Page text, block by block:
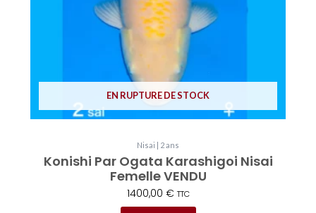
EN RUPTURE DE STOCK
Nisai | 2 ans
Konishi Par Ogata Karashigoi Nisai
Femelle VENDU
1400,00 € TTC